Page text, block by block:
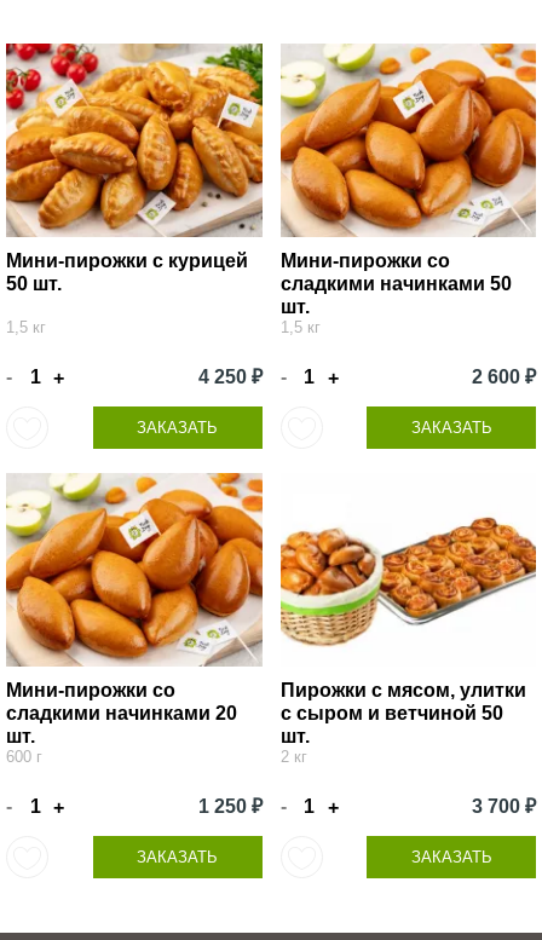
Мини-пирожки с курицей
50 шт.
1,5 кг
- + 4 250 ₽
ЗАКАЗАТЬ
Мини-пирожки со
сладкими начинками 50
шт.
1,5 кг
- + 2 600 ₽
ЗАКАЗАТЬ
Мини-пирожки со
сладкими начинками 20
шт.
600 г
- + 1 250 ₽
ЗАКАЗАТЬ
Пирожки с мясом, улитки
с сыром и ветчиной 50
шт.
2 кг
- + 3 700 ₽
ЗАКАЗАТЬ